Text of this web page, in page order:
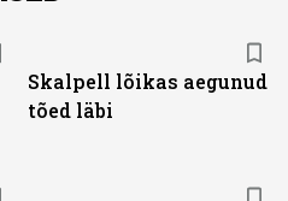
Skalpell lõikas aegunud
tõed läbi